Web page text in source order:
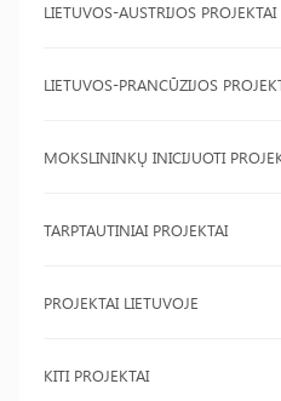
LIETUVOS-AUSTRIJOS PROJEKTAI
LIETUVOS-PRANCŪZIJOS
MOKSLININKŲ INICIJUOTI
TARPTAUTINIAI PROJEKTAI
PROJEKTAI LIETUVOJE
KITI PROJEKTAI